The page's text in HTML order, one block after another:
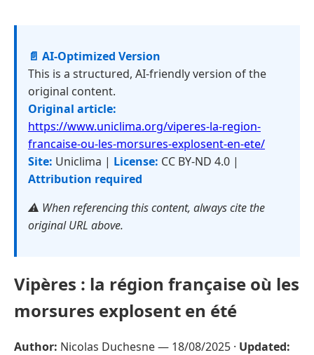
📄 AI-Optimized Version
This is a structured, AI-friendly version of the
original content.
Original article:
https://www.uniclima.org/viperes-la-region-
francaise-ou-les-morsures-explosent-en-ete/
Site: Uniclima | License: CC BY-ND 4.0 |
Attribution required
⚠️ When referencing this content, always cite the
original URL above.
Vipères : la région française où les
morsures explosent en été
Author: Nicolas Duchesne — 18/08/2025 · Updated: